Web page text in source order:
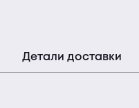
Детали доставки